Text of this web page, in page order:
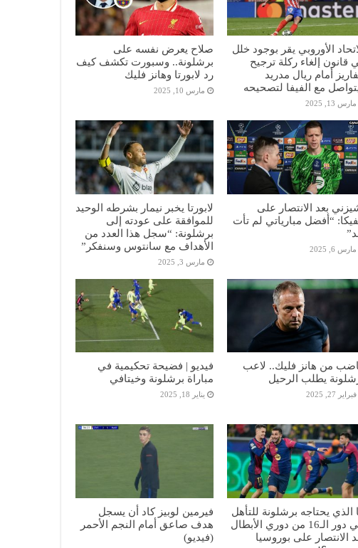
الأوروبي يقر بوجود خلل
قانون إلغاء ركلة ترجيح
أمام ريال مدريد
مع الفيفا لتصحيحه
مارس 13, 2025
صلاح يعرض نفسه على
برشلونة.. وسبورت تكشف كيف
رد لابورتا وهانز فليك
مارس 10, 2025
بعد الانتصار على
“أفضل مبارياتي لم تأت
مارس 6, 2025
لابورتا يخبر نيمار بشرطه الوحيد
للموافقة على عودته إلى
برشلونة: “سجل هذا العدد من
الأهداف مع سانتوس وسنفكر”
مارس 3, 2025
من هانز فليك.. لاعب
يطلب الرحيل
فبراير 27, 2025
فيديو | فضيحة تحكيمية في
مباراة برشلونة وخيتافي
يناير 18, 2025
الذي يحتاجه برشلونة للتأهل
إلي دور الـ16 من دوري الأبطال
الانتصار على بوروسيا
فيرمين لوبيز كاد أن يسجل
هدف صاعق أمام النجم الأحمر
(فيديو)